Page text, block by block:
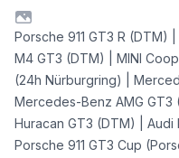
Porsche 911 GT3 R (DTM)
M4 GT3 (DTM) | MINI
(24h Nürburgring) |
Mercedes-Benz AMG GT3
Huracan GT3 (DTM) | Audi
Porsche 911 GT3 Cup